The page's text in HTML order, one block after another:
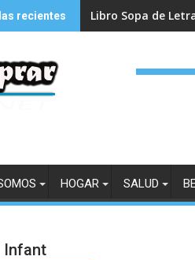
recientes Libro Sopa de
Libro Sopa de
HOGAR SALUD
Infant